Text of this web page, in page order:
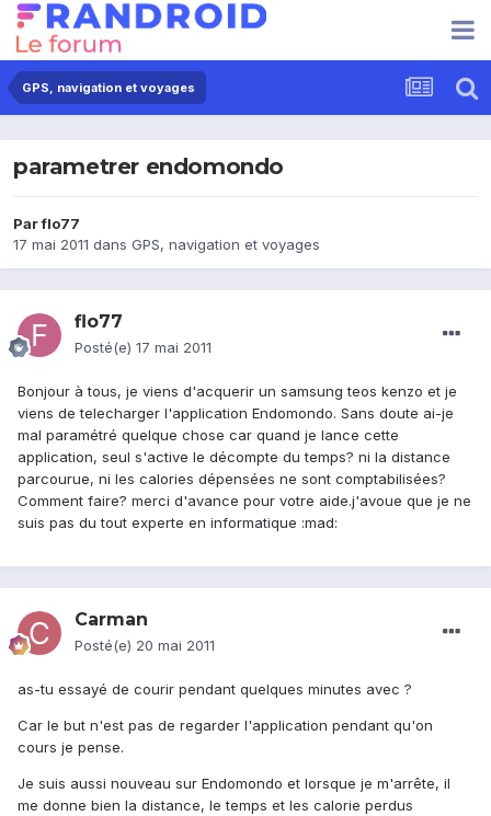
GPS, navigation et voyages
parametrer endomondo
Parflo77
17 mai 2011 dans GPS, navigation et voyages
flo77
Posté(e) 17 mai 2011
Bonjour à tous, je viens d'acquerir un samsung teos kenzo et je
viens de telecharger l'application Endomondo. Sans doute ai-je
mal paramétré quelque chose car quand je lance cette
application, seul s'active le décompte du temps? ni la distance
parcourue, ni les calories dépensées ne sont comptabilisées?
Comment faire? merci d'avance pour votre aide.j'avoue que je ne
suis pas du tout experte en informatique :mad:
Carman
Posté(e) 20 mai 2011
as-tu essayé de courir pendant quelques minutes avec ?
Car le but n'est pas de regarder l'application pendant qu'on
cours je pense.
Je suis aussi nouveau sur Endomondo et lorsque je m'arrête, il
me donne bien la distance, le temps et les calorie perdus